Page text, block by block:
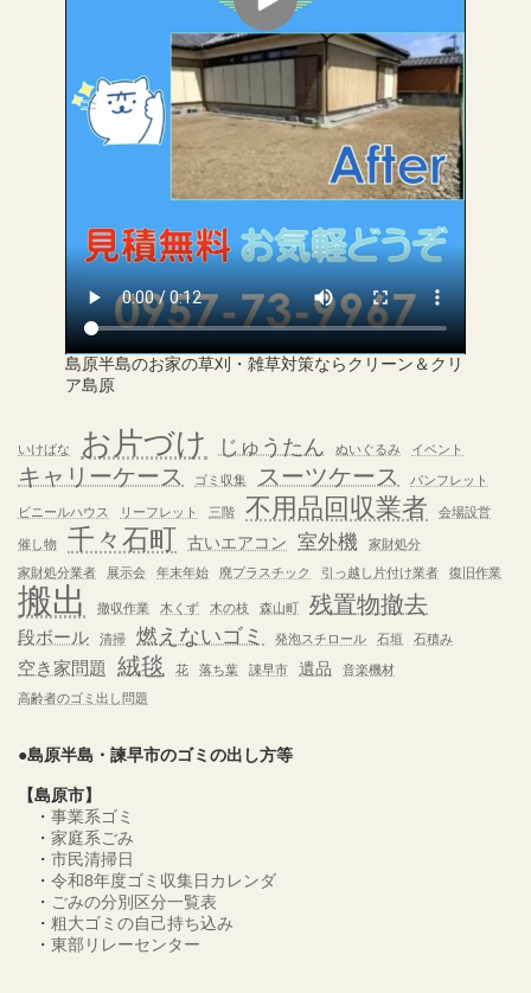
島原半島のお家の草刈・雑草対策ならクリーン＆クリ
ア島原
いけばな お片づけ じゅうたん ぬいぐるみ イベント
キャリーケース ゴミ収集 スーツケース パンフレット
ビニールハウス リーフレット 三階 不用品回収業者 会場設営
催し物 千々石町 古いエアコン 室外機
家財処分
家財処分業者
展示会 年末年始 廃プラスチック 引っ越し片付け業者 復旧作業
搬出 撤収作業 木くず 木の枝 森山町 残置物撤去
段ボール 清掃 燃えないゴミ 発泡スチロール 石垣 石積み
空き家問題 絨毯 花 落ち葉 諌早市 遺品
音楽機材
高齢者のゴミ出し問題
●島原半島・諫早市のゴミの出し方等
【島原市】
・ 事業系ゴミ
・ 家庭系ごみ
・ 市民清掃日
・ 令和8年度ゴミ収集日カレンダ
・ ごみの分別区分一覧表
・ 粗大ゴミの自己持ち込み
・ 東部リレーセンター